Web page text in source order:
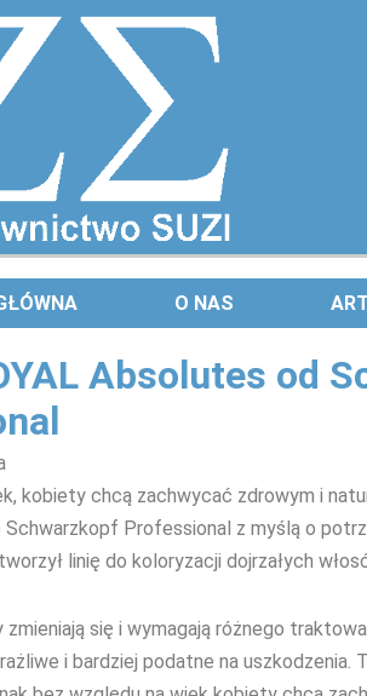
O NAS
Absolutes od
kobiety chcą zachwycać zdrowym i
Professional z myślą o
linię do koloryzacji dojrzałych
zmieniają się i wymagają różnego
i bardziej podatne na uszkodzenia.